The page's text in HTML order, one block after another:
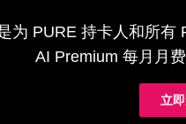
为 PURE 持卡人和所有
AI Premium 每月月
立